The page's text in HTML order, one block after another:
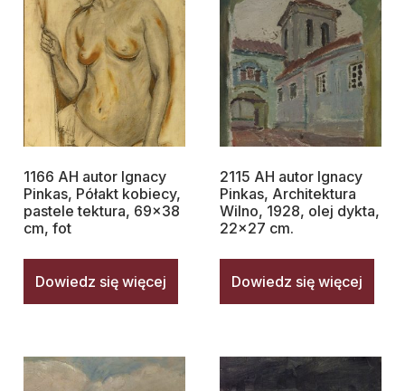
1166 AH autor Ignacy
Pinkas, Półakt kobiecy,
pastele tektura, 69×38
cm, fot
Dowiedz się więcej
2115 AH autor Ignacy
Pinkas, Architektura
Wilno, 1928, olej dykta,
22×27 cm.
Dowiedz się więcej